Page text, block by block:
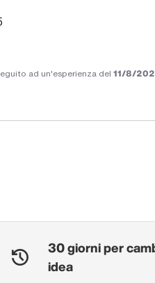
ad un'esperienza del11/8/
30 giorni per
idea